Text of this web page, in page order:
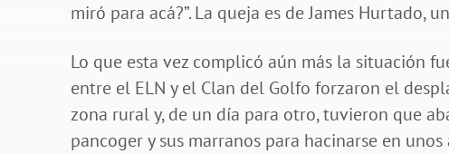
miró para acá?”. La queja es de James Hurtado,
Lo que esta vez complicó aún más la situación
entre el ELN y el Clan del Golfo forzaron el
zona rural y, de un día para otro, tuvieron que
pancoger y sus marranos para hacinarse en